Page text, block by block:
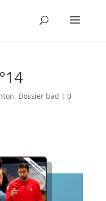
, Dossier bad | 0